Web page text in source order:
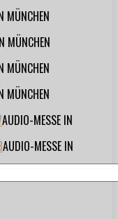
MÜNCHEN
MÜNCHEN
MÜNCHEN
MÜNCHEN
AUDIO-MESSE IN
AUDIO-MESSE IN